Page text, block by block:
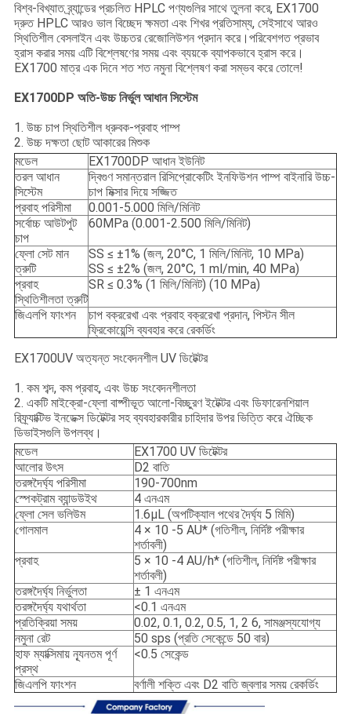
বিশ্ব-বিখ্যাত ব্র্যান্ডের প্রচলিত HPLC পণ্যগুলির সাথে তুলনা করে, EX1700
দ্রুত HPLC আরও ভাল বিচ্ছেদ ক্ষমতা এবং শিখর প্রতিসাম্য, সেইসাথে আরও
স্থিতিশীল বেসলাইন এবং উচ্চতর রেজোলিউশন প্রদান করে।পরিবেশগত প্রভাব
হ্রাস করার সময় এটি বিশ্লেষণের সময় এবং ব্যয়কে ব্যাপকভাবে হ্রাস করে।
EX1700 মাত্র এক দিনে শত শত নমুনা বিশ্লেষণ করা সম্ভব করে তোলে!
EX1700DP অতি-উচ্চ নির্ভুল আধান সিস্টেম
1. উচ্চ চাপ স্থিতিশীল ধ্রুবক-প্রবাহ পাম্প
2. উচ্চ দক্ষতা ছোট আকারের মিশুক
মডেল
EX1700DP আধান ইউনিট
তরল আধান
সিস্টেম
দ্বিগুণ সমান্তরাল রিসিপ্রোকেটিং ইনফিউশন পাম্প বাইনারি উচ্চ-
চাপ মিক্সার দিয়ে সজ্জিত
প্রবাহ পরিসীমা
0.001-5.000 মিলি/মিনিট
সর্বোচ্চ আউটপুট
চাপ
60MPa (0.001-2.500 মিলি/মিনিট)
ফ্লো সেট মান
ত্রুটি
SS ≤ ±1% (জল, 20°C, 1 মিলি/মিনিট, 10 MPa)
SS ≤ ±2% (জল, 20°C, 1 ml/min, 40 MPa)
প্রবাহ
স্থিতিশীলতা ত্রুটি
SR ≤ 0.3% (1 মিলি/মিনিট) (10 MPa)
জিএলপি ফাংশন
চাপ বক্ররেখা এবং প্রবাহ বক্ররেখা প্রদান, পিস্টন সীল
ফ্রিকোয়েন্সি ব্যবহার করে রেকর্ডিং
EX1700UV অত্যন্ত সংবেদনশীল UV ডিটেক্টর
1. কম শব্দ, কম প্রবাহ, এবং উচ্চ সংবেদনশীলতা
2. একটি মাইক্রো-ফ্লো বাষ্পীভূত আলো-বিচ্ছুরণ ইটেক্টর এবং ডিফারেনশিয়াল
রিফ্র্যাক্টিভ ইনডেক্স ডিটেক্টর সহ ব্যবহারকারীর চাহিদার উপর ভিত্তি করে ঐচ্ছিক
ডিভাইসগুলি উপলব্ধ।
মডেল
EX1700 UV ডিটেক্টর
আলোর উৎস
D2 বাতি
তরঙ্গদৈর্ঘ্য পরিসীমা
190-700nm
স্পেকট্রাম ব্যান্ডউইথ
4 এনএম
ফ্লো সেল ভলিউম
1.6μL (অপটিক্যাল পথের দৈর্ঘ্য 5 মিমি)
গোলমাল
4 × 10 -5 AU* (গতিশীল, নির্দিষ্ট পরীক্ষার
শর্তাবলী)
প্রবাহ
5 × 10 -4 AU/h* (গতিশীল, নির্দিষ্ট পরীক্ষার
শর্তাবলী)
তরঙ্গদৈর্ঘ্য নির্ভুলতা
± 1 এনএম
তরঙ্গদৈর্ঘ্য যথার্থতা
<0.1 এনএম
প্রতিক্রিয়া সময়
0.02, 0.1, 0.2, 0.5, 1, 2 6, সামঞ্জস্যযোগ্য
নমুনা রেট
50 sps (প্রতি সেকেন্ডে 50 বার)
হাফ ম্যাক্সিমায় ন্যূনতম পূর্ণ
প্রস্থ
<0.5 সেকেন্ড
জিএলপি ফাংশন বর্ণালী শক্তি এবং D2 বাতি জ্বলার সময় রেকর্ডিং